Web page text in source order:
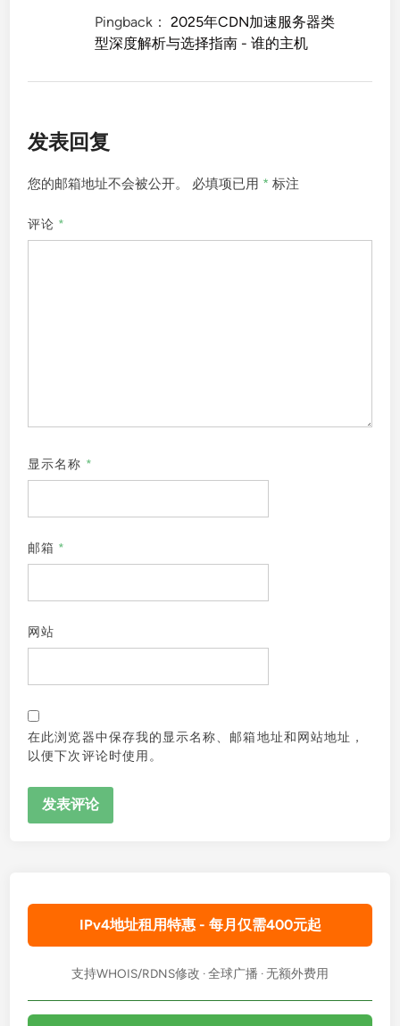
Pingback：2025年CDN加速服务器类
型深度解析与选择指南 - 谁的主机
发表回复
您的邮箱地址不会被公开。 必填项已用 * 标注
评论 *
显示名称 *
邮箱 *
网站
在此浏览器中保存我的显示名称、邮箱地址和网站地址，
以便下次评论时使用。
IPv4地址租用特惠 - 每月仅需400元起
支持WHOIS/RDNS修改 · 全球广播 · 无额外费用